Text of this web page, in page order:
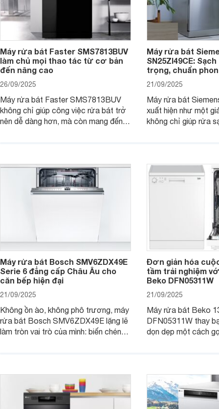
Máy rửa bát Faster SMS7813BUV
làm chủ mọi thao tác từ cơ bản
đến nâng cao
26/09/2025
Máy rửa bát Faster SMS7813BUV
không chỉ giúp công việc rửa bát trở
nên dễ dàng hơn, mà còn mang đến
sản phẩm này mang lại nhé.
Máy rửa bát
SN25ZI49CE:
trọng, chuẩn
21/09/2025
Máy rửa bát
xuất hiện như một
không chỉ giúp rửa
chúng tôi đi đánh
này nhé.
Máy rửa bát Bosch SMV6ZDX49E
Serie 6 đẳng cấp Châu Âu cho
căn bếp hiện đại
21/09/2025
Không ồn ào, không phô trương, máy
rửa bát Bosch SMV6ZDX49E lặng lẽ
làm tròn vai trò của mình: biến chén
Websosanh.vn đi tìm hiểu chi tiết sản
Đơn giản hóa
tầm trải nghiệm
Beko DFN05311W
21/09/2025
Máy rửa bát Beko
DFN05311W thay
dọn dẹp một cách
gian bếp của gia
người.